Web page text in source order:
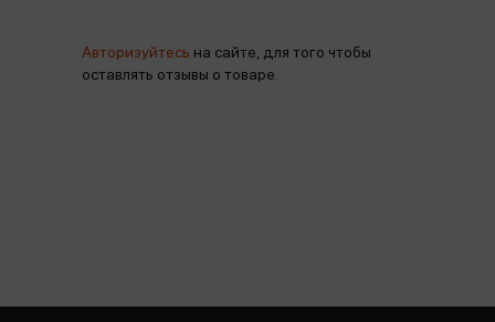
Авторизуйтесь на сайте, для того чтобы
оставлять отзывы о товаре.